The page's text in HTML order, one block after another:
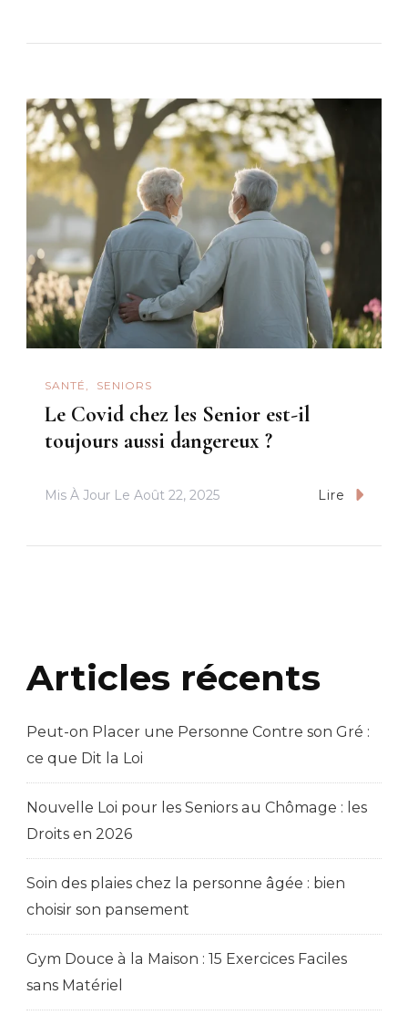
SANTÉ SENIORS
Le Covid chez les Senior est-il
toujours aussi dangereux ?
Mis À Jour Le Août 22, 2025 Lire
Articles récents
Peut-on Placer une Personne Contre son Gré :
ce que Dit la Loi
Nouvelle Loi pour les Seniors au Chômage : les
Droits en 2026
Soin des plaies chez la personne âgée : bien
choisir son pansement
Gym Douce à la Maison : 15 Exercices Faciles
sans Matériel